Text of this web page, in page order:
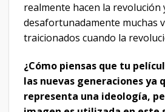
realmente hacen la revolución
desafortunadamente muchas
traicionados cuando la
¿Cómo piensas que tu
las nuevas generaciones ya
representa una ideología,